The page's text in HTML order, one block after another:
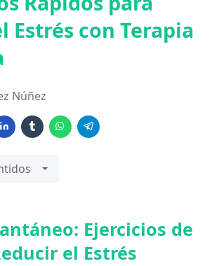
Estrés con Terapia
Núñez
Ejercicios de
el Estrés